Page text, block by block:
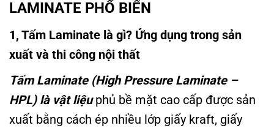
LAMINATE PHỔ BIẾN
1, Tấm Laminate là gì? Ứng dụng trong sản
xuất và thi công nội thất
Tấm Laminate (High Pressure Laminate –
HPL) là vật liệuphủ bề mặt cao cấp được sản
xuất bằng cách ép nhiều lớp giấy kraft, giấy